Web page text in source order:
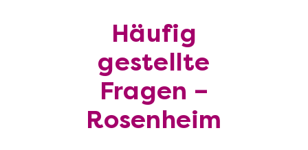
Häufig
gestellte
Fragen –
Rosenheim